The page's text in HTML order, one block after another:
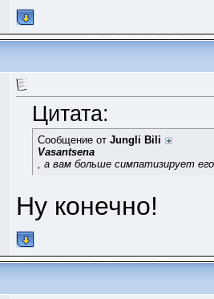
Цитата:
Сообщение от Jungli Bili
Vasantsena
, а вам больше симпатизирует
Ну конечно!